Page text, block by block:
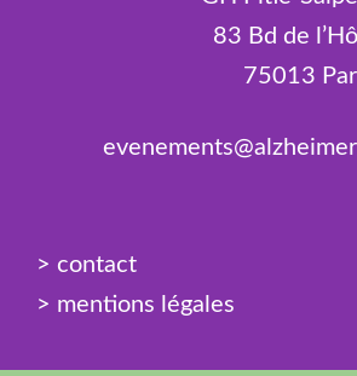
83 Bd de
75013
> contact
> mentions légales